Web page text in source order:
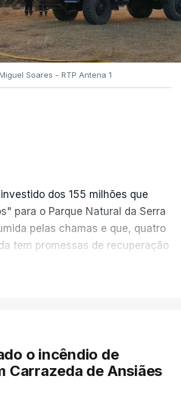
Soares - RTP Antena 1
dos 155 milhões que
para o Parque Natural da Serra
pelas chamas e que, quatro
tem promessas de recuperação
ESTÁ NESTE
o incêndio de
Carrazeda de Ansiães